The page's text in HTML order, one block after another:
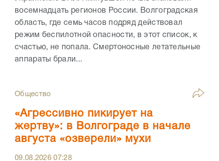
восемнадцать регионов России. Волгоградская
область, где семь часов подряд действовал
режим беспилотной опасности, в этот список, к
счастью, не попала. Смертоносные летательные
аппараты брали...
Общество
«Агрессивно пикирует на
жертву»: в Волгограде в начале
августа «озверели» мухи
09.08.202607:28